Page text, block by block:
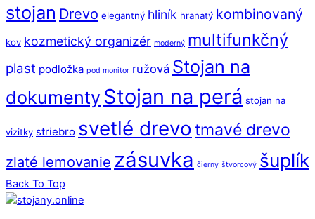
stojan Drevo elegantný hliník hranatý kombinovaný
kov kozmetický organizér moderný multifunkčný
plast podložka pod monitor ružová Stojan na
dokumenty Stojan na perá stojan na
vizitky striebro svetlé drevotmavé drevo
zlaté lemovanie zásuvka čierny štvorcový šuplík
Back To Top